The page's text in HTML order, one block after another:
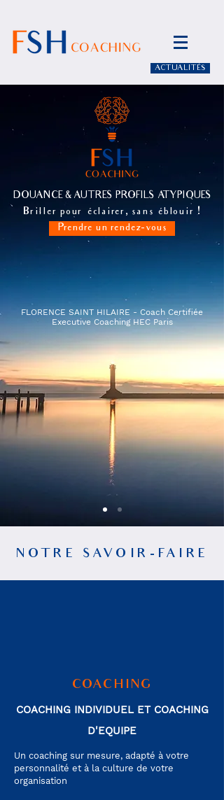
ACTUALITÉS
DOUANCE & AUTRES PROFILS ATYPIQUES
Briller pour éclairer, sans éblouir !
Prendre un rendez-vous
FLORENCE SAINT HILAIRE - Coach Certifiée
Executive Coaching HEC Paris
COACHING
Un coaching sur mesure, adapté à votre
personnalité et à la culture de votre
organisation
COACHING INDIVIDUEL ET COACHING
D'EQUIPE
NOTRE SAVOIR-FAIRE